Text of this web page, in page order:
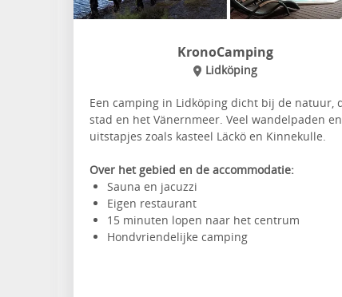
KronoCamping
Lidköping
Een camping in Lidköping dicht bij de natuur,
stad en het Vänernmeer. Veel wandelpaden en
uitstapjes zoals kasteel Läckö en Kinnekulle.
Over het gebied en de accommodatie:
Sauna en jacuzzi
Eigen restaurant
15 minuten lopen naar het centrum
Hondvriendelijke camping